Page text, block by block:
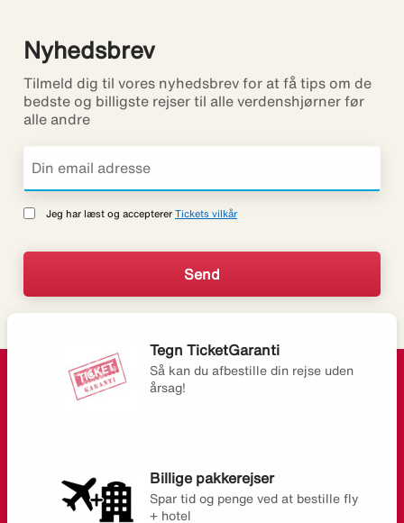
Nyhedsbrev
Tilmeld dig til vores nyhedsbrev for at få tips om de
bedste og billigste rejser til alle verdenshjørner før
alle andre
Jeg har læst og accepterer Tickets vilkår
Tegn TicketGaranti
Så kan du afbestille din rejse uden
årsag!
Billige pakkerejser
Spar tid og penge ved at bestille fly
+ hotel